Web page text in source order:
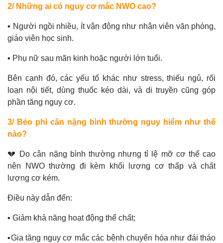
2/ Những ai có nguy cơ mắc NWO cao?
▪️ Người ngồi nhiều, ít vận động như nhân viên văn phòng,
giáo viên học sinh.
▪️ Phụ nữ sau mãn kinh hoặc người lớn tuổi.
Bên cạnh đó, các yếu tố khác như stress, thiếu ngủ, rối
loạn nội tiết, dùng thuốc kéo dài, và di truyền cũng góp
phần tăng nguy cơ.
3/ Béo phì cân nặng bình thường nguy hiểm như thế
nào?
💔 Do cân nặng bình thường nhưng tỉ lệ mỡ cơ thể cao
nên NWO thường đi kèm khối lượng cơ thấp và chất
lượng cơ kém.
Điều này dẫn đến:
▪️ Giảm khả năng hoạt động thể chất;
▪️Gia tăng nguy cơ mắc các bệnh chuyển hóa như đái tháo